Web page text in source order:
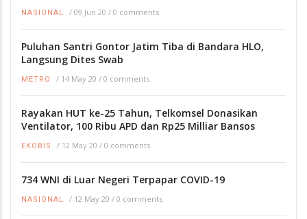
NASIONAL / 09 Jun 20 / 0 comments
Puluhan Santri Gontor Jatim Tiba di Bandara HLO,
Langsung Dites Swab
METRO / 14 May 20 / 0 comments
Rayakan HUT ke-25 Tahun, Telkomsel Donasikan
Ventilator, 100 Ribu APD dan Rp25 Milliar Bansos
EKOBIS / 12 May 20 / 0 comments
734 WNI di Luar Negeri Terpapar COVID-19
NASIONAL / 12 May 20 / 0 comments